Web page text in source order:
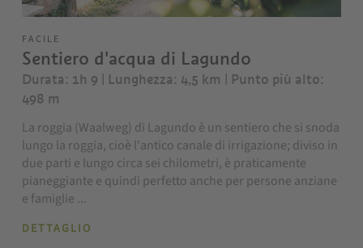
FACILE
Sentiero d'acqua di Lagundo
Durata: 1h 9 | Lunghezza: 4,5 km | Punto più alto:
498 m
La roggia (Waalweg) di Lagundo è un sentiero che si snoda
lungo la roggia, cioè l'antico canale di irrigazione; diviso in
due parti e lungo circa sei chilometri, è praticamente
pianeggiante e quindi perfetto anche per persone anziane
e famiglie ...
DETTAGLIO